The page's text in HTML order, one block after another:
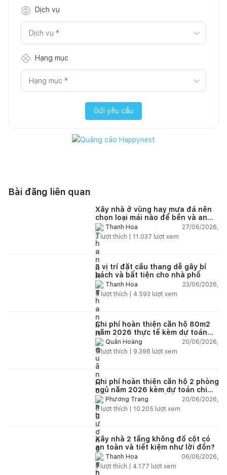
Dịch vụ
Dịch vụ *
Hạng mục
Hạng mục *
Gửi yêu cầu
Bài đăng liên quan
Xây nhà ở vùng hay mưa đá nên
chọn loại mái nào để bền và an
toàn?Thanh Hoa
27/06/2026,
2 lượt thích | 11.037 lượt xem
3 vị trí đặt cầu thang dễ gây bí
bách và bất tiện cho nhà phố
Thanh Hoa
23/06/2026,
5 lượt thích | 4.593 lượt xem
Chi phí hoàn thiện căn hộ 80m2
năm 2026 thực tế kèm dự toán
chi tiết từng hạng mục
Quân Hoàng
20/06/2026,
9lượt thích | 9.398 lượt xem
Chi phí hoàn thiện căn hộ 2 phòng
ngủ năm 2026 kèm dự toán chi
tiết và ví dụ thực tế
Phương Trang
20/06/2026,
5 lượt thích | 10.205 lượt xem
Xây nhà 2 tầng không đổ cột có
an toàn và tiết kiệm như lời đồn?
Thanh Hoa
06/06/2026,
2lượt thích | 4.177 lượt xem